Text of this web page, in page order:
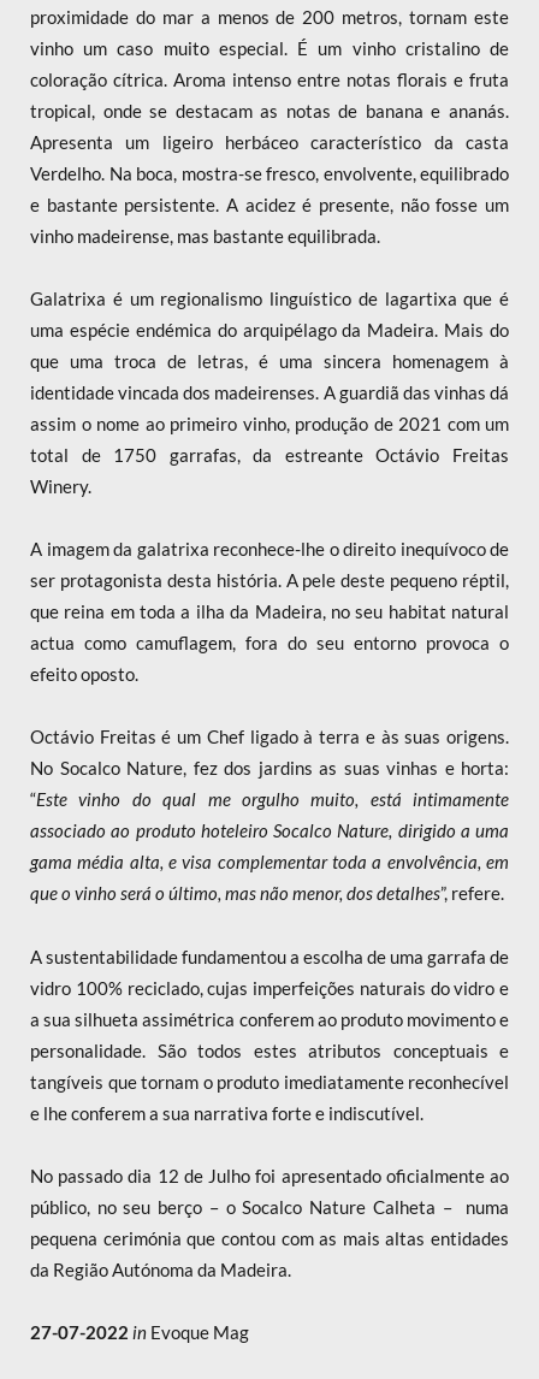
proximidade do mar a menos de 200 metros, tornam este
vinho um caso muito especial. É um vinho cristalino de
coloração cítrica. Aroma intenso entre notas florais e fruta
tropical, onde se destacam as notas de banana e ananás.
Apresenta um ligeiro herbáceo característico da casta
Verdelho. Na boca, mostra-se fresco, envolvente, equilibrado
e bastante persistente. A acidez é presente, não fosse um
vinho madeirense, mas bastante equilibrada.
Galatrixa é um regionalismo linguístico de lagartixa que é
uma espécie endémica do arquipélago da Madeira. Mais do
que uma troca de letras, é uma sincera homenagem à
identidade vincada dos madeirenses. A guardiã das vinhas dá
assim o nome ao primeiro vinho, produção de 2021 com um
total de 1750 garrafas, da estreante Octávio Freitas
Winery.
A imagem da galatrixa reconhece-lhe o direito inequívoco de
ser protagonista desta história. A pele deste pequeno réptil,
que reina em toda a ilha da Madeira, no seu habitat natural
actua como camuflagem, fora do seu entorno provoca o
efeito oposto.
Octávio Freitas é um Chef ligado à terra e às suas origens.
No Socalco Nature, fez dos jardins as suas vinhas e horta:
“Este vinho do qual me orgulho muito, está intimamente
associado ao produto hoteleiro Socalco Nature, dirigido a uma
gama média alta, e visa complementar toda a envolvência, em
que o vinho será o último, mas não menor, dos detalhes”, refere.
A sustentabilidade fundamentou a escolha de uma garrafa de
vidro 100% reciclado, cujas imperfeições naturais do vidro e
a sua silhueta assimétrica conferem ao produto movimento e
personalidade. São todos estes atributos conceptuais e
tangíveis que tornam o produto imediatamente reconhecível
e lhe conferem a sua narrativa forte e indiscutível.
No passado dia 12 de Julho foi apresentado oficialmente ao
público, no seu berço – o Socalco Nature Calheta – numa
pequena cerimónia que contou com as mais altas entidades
da Região Autónoma da Madeira.
27-07-2022 in Evoque Mag